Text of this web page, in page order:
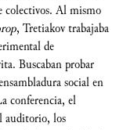
colectivos. Al mismo
, Tretiakov trabajaba
de
Buscaban probar
social en
conferencia, el
auditorio, los